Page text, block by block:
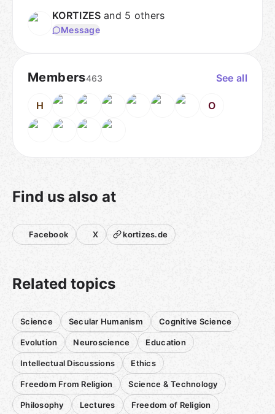
KORTIZES and 5 others
Message
Members463 See all
H O
Find us also at
Facebook X kortizes.de
Related topics
Science Secular Humanism Cognitive Science
Evolution Neuroscience Education
Intellectual Discussions Ethics
Freedom From Religion Science & Technology
Philosophy Lectures Freedom of Religion